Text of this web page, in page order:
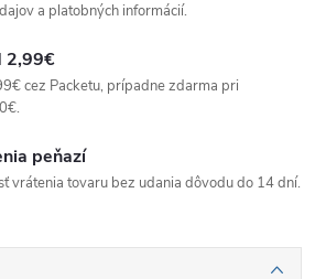
a platobných informácií.
2,99€
cez Packetu, prípadne zdarma pri
peňazí
vrátenia tovaru bez udania dôvodu do 14 dní.